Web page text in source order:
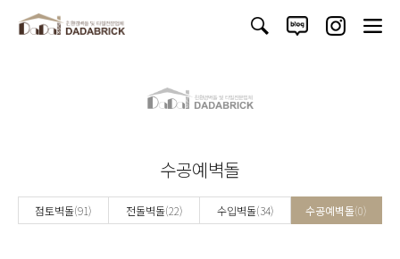
수공예벽돌
점토벽돌(91) 전돌벽돌(22) 수입벽돌(34) 수공예벽돌(0)